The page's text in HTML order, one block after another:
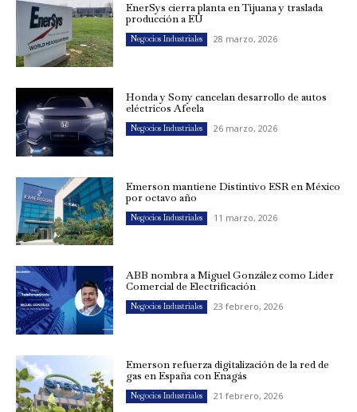
EnerSys cierra planta en Tijuana y traslada
producción a EU
Negocios Industriales 28 marzo, 2026
Honda y Sony cancelan desarrollo de autos
eléctricos Afeela
Negocios Industriales 26 marzo, 2026
Emerson mantiene Distintivo ESR en México
por octavo año
Negocios Industriales 11 marzo, 2026
ABB nombra a Miguel González como Líder
Comercial de Electrificación
Negocios Industriales 23 febrero, 2026
Emerson refuerza digitalización de la red de
gas en España con Enagás
Negocios Industriales 21 febrero, 2026